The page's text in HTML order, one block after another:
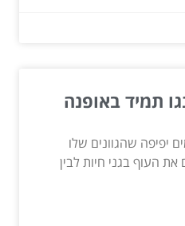
תמיד באופנה
יפיפה שהגוונים שלו
העוף בגני חיות לבין